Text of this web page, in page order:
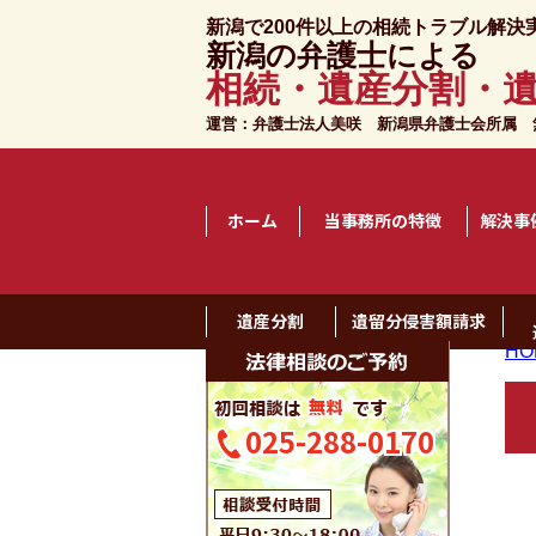
新潟で200件以上の相続トラブル解決
新潟の弁護士による
相続・遺産分割・
運営：弁護士法人美咲 新潟県弁護士会所属
ホーム 当事務所の特徴 解決事
遺産分割 遺留分侵害額請求
025-288-0170